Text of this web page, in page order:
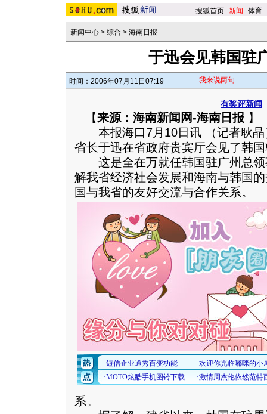
搜狐首页-新闻 -体育-
新闻中心 > 综合 > 海南日报
于迅会见韩国驻
时间：2006年07月11日07:19 我来说两句
有奖评新闻
【来源：海南新闻网-海南日报 】
本报海口7月10日讯 （记者耿晶
省长于迅在省政府贵宾厅会见了韩
这是全在万就任韩国驻广州总领
解我省经济社会发展和海南与韩国
国与我省的友好交流与合作关系。
系。